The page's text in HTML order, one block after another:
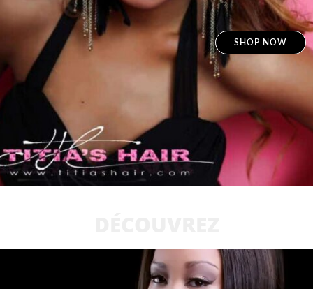
SHOP NOW